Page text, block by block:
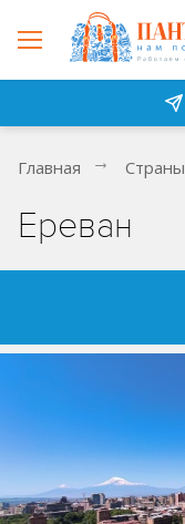
Главная Страны
Ереван